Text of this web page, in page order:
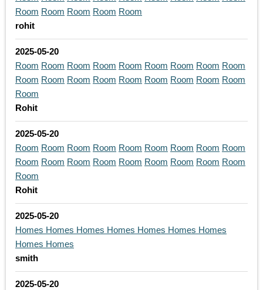
Room Room Room Room Room
rohit
2025-05-20
Room Room Room Room Room Room Room Room Room
Room Room Room Room Room Room Room Room Room
Room
Rohit
2025-05-20
Room Room Room Room Room Room Room Room Room
Room Room Room Room Room Room Room Room Room
Room
Rohit
2025-05-20
Homes Homes Homes Homes Homes Homes Homes
Homes Homes
smith
2025-05-20